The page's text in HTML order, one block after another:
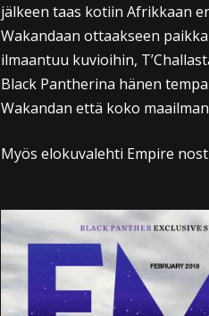
jälkeen taas kotiin Afrikkaan
Wakandaan ottaakseen
ilmaantuu kuvioihin,
Black Pantherina hänen
Wakandan että koko
Myös elokuvalehti Empire